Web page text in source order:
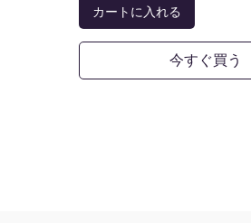
ニードル直径：0.3mm
接続ソケット直径：3.5mm
材質：材質： PUポリウレタ
カートに入れる
今すぐ買う